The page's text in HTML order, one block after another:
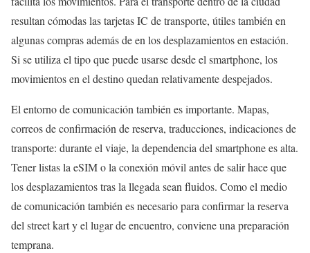
resultan cómodas las tarjetas IC de transporte, útiles también en
algunas compras además de en los desplazamientos en estación.
Si se utiliza el tipo que puede usarse desde el smartphone, los
movimientos en el destino quedan relativamente despejados.
El entorno de comunicación también es importante. Mapas,
correos de confirmación de reserva, traducciones, indicaciones de
transporte: durante el viaje, la dependencia del smartphone es alta.
Tener listas la eSIM o la conexión móvil antes de salir hace que
los desplazamientos tras la llegada sean fluidos. Como el medio
de comunicación también es necesario para confirmar la reserva
del street kart y el lugar de encuentro, conviene una preparación
temprana.